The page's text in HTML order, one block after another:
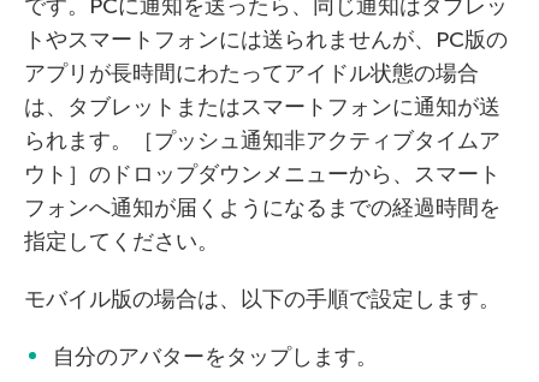
です。PCに通知を送ったら、同じ通知はタブレッ
トやスマートフォンには送られませんが、PC版の
アプリが長時間にわたってアイドル状態の場合
は、タブレットまたはスマートフォンに通知が送
られます。［プッシュ通知非アクティブタイムア
ウト］のドロップダウンメニューから、スマート
フォンへ通知が届くようになるまでの経過時間を
指定してください。
モバイル版の場合は、以下の手順で設定します。
自分のアバターをタップします。